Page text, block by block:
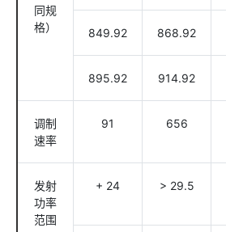
同规
格）
849.92 868.92
895.92 914.92
调制
速率
91 656
发射
功率
范围
+ 24 > 29.5